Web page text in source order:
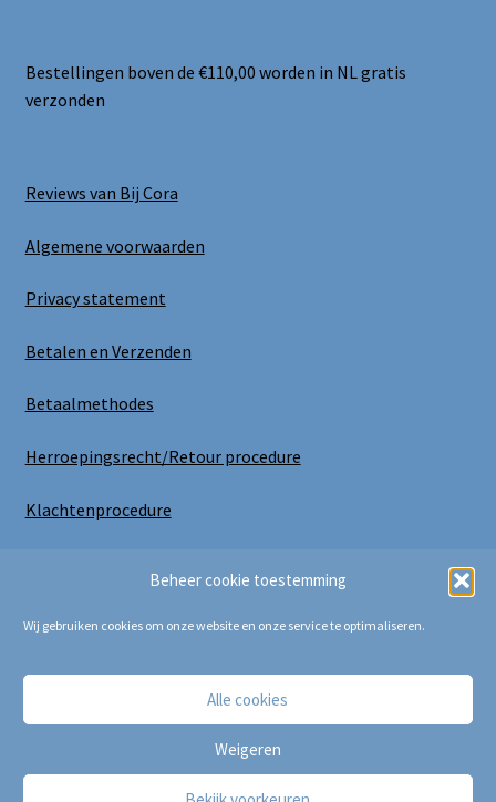
Beheer cookie toestemming
Wij gebruiken cookies om onze website en onze service te optimaliseren.
Alle cookies
Weigeren
Bestellingen boven de €110,00 worden in NL gratis
verzonden
Reviews van Bij Cora
Algemene voorwaarden
Privacy statement
Betalen en Verzenden
Betaalmethodes
Herroepingsrecht/Retour procedure
Klachtenprocedure
Copyright Bij Cora 2025